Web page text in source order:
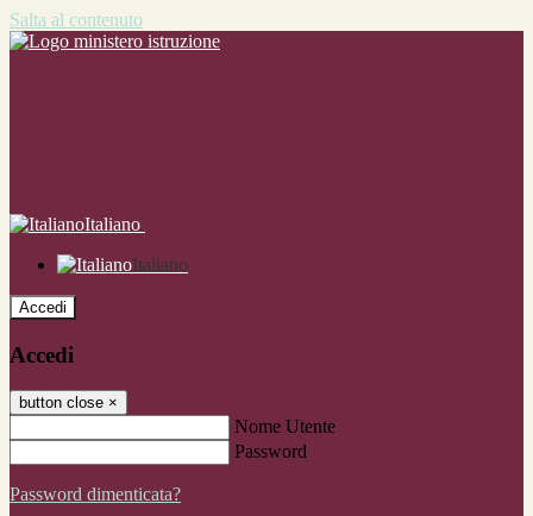
Salta al contenuto
Italiano
Italiano
Accedi
Accedi
button close ×
Nome Utente
Password
Password dimenticata?